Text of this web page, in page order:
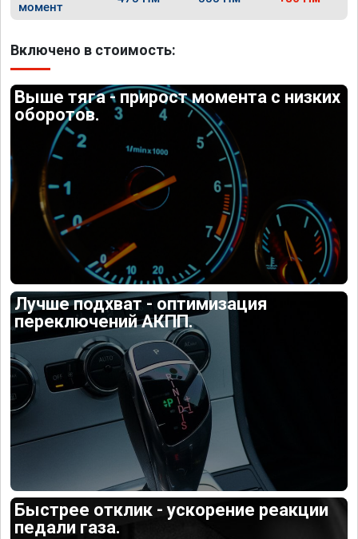
момент
Включено в стоимость:
Выше тяга - прирост момента с низких
оборотов.
Лучше подхват - оптимизация
переключений АКПП.
Быстрее отклик - ускорение реакции
педали газа.